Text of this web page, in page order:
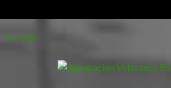
alAcceder